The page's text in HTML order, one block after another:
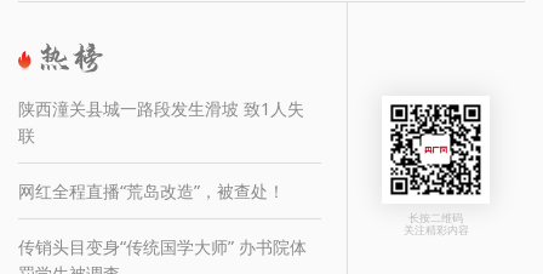
陕西潼关县城一路段发生滑坡 致1人失
联
网红全程直播“荒岛改造”，被查处！
传销头目变身“传统国学大师” 办书院体
长按二维码
关注精彩内容